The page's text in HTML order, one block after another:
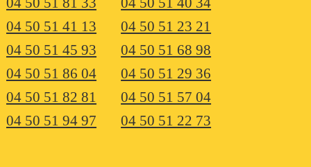
04 50 51 41 13
04 50 51 23 21
04 50 51 45 93
04 50 51 68 98
04 50 51 86 04
04 50 51 29 36
04 50 51 82 81
04 50 51 57 04
04 50 51 94 97
04 50 51 22 73